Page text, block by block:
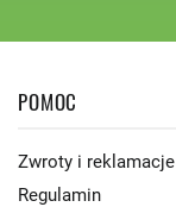
POMOC
Zwroty i reklamacje
Regulamin